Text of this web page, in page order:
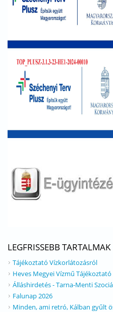
LEGFRISSEBB TARTALMAK
Tájékoztató Vízkorlátozásról
Heves Megyei Vízmű Tájékoztató
Álláshirdetés - Tarna-Menti
Falunap 2026
Minden, ami retró, Kálban gyűlt